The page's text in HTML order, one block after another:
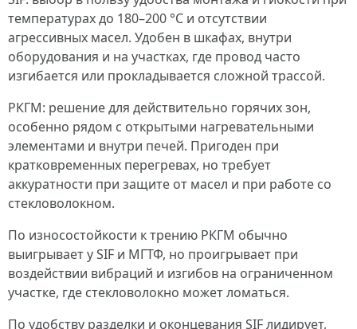
температурах до 180–200 °C и отсутствии
агрессивных масел. Удобен в шкафах, внутри
оборудования и на участках, где провод часто
изгибается или прокладывается сложной трассой.
РКГМ: решение для действительно горячих зон,
особенно рядом с открытыми нагревательными
элементами и внутри печей. Пригоден при
кратковременных перегревах, но требует
аккуратности при защите от масел и при работе со
стекловолокном.
По износостойкости к трению РКГМ обычно
выигрывает у SIF и МГТФ, но проигрывает при
воздействии вибраций и изгибов на ограниченном
участке, где стекловолокно может ломаться.
По удобству разделки и оконцевания SIF лидирует,